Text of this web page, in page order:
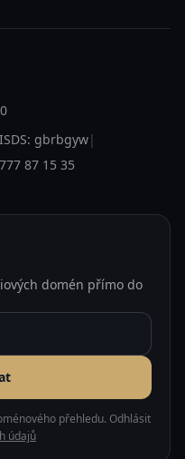
ISDS: gbrbgyw|
87 15 35
domén přímo do
přehledu. Odhlásit
údajů